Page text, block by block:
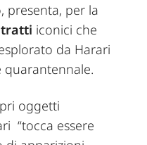
presenta, per la
iconici che
da Harari
quarantennale.
oggetti
“tocca essere